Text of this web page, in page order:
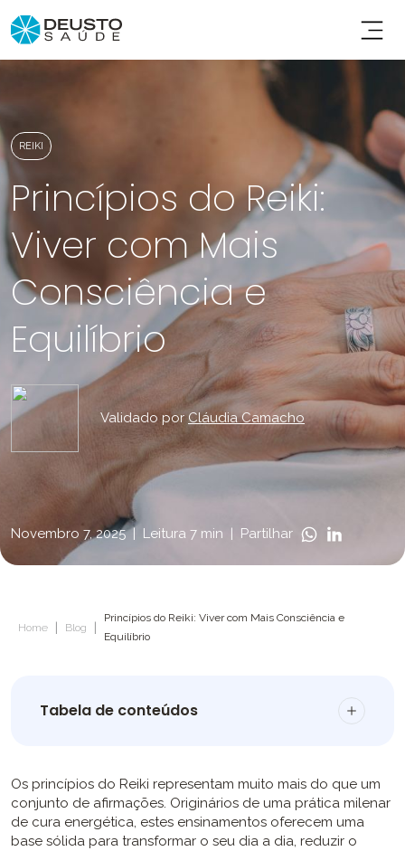
REIKI
Princípios do Reiki:
Viver com Mais
Consciência e
Equilíbrio
Validado porCláudia Camacho
Novembro 7, 2025 | Leitura 7 min | Partilhar
Home | Blog |
Princípios do Reiki: Viver com Mais Consciência e
Equilíbrio
Tabela de conteúdos
Os princípios do Reiki representam muito mais do que um
conjunto de afirmações. Originários de uma prática milenar
de cura energética, estes ensinamentos oferecem uma
base sólida para transformar o seu dia a dia, reduzir o